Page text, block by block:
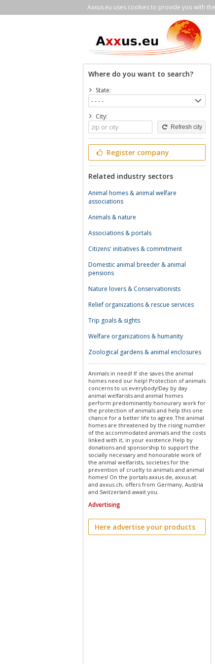
Axxus.eu uses cookies to provide you with
Where do you want to search?
State:
City:
Refresh city
Register company
Related industry sectors
Animal homes & animal welfare
associations
Animals & nature
Associations & portals
Citizens' initiatives & commitment
Domestic animal breeder & animal
pensions
Nature lovers & Conservationists
Relief organizations & rescue services
Trip goals & sights
Welfare organizations & humanity
Zoological gardens & animal enclosures
Animals in need! If she saves the animal
homes need our help! Protection of animals
concerns to us everybody!Day by day
animal welfarists and animal homes
perform predominantly honourary work for
the protection of animals and help this one
chance for a better life to agree.The animal
homes are threatened by the rising number
of the accommodated animals and the costs
linked with it, in your existence.Help by
donations and sponsorship to support the
socially necessary and honourable work of
the animal welfarists, societies for the
prevention of cruelty to animals and animal
homes! On the portals axxus.de, axxus.at
and axxus.ch, offers from Germany, Austria
and Switzerland await you.
Advertising
Here advertise your products